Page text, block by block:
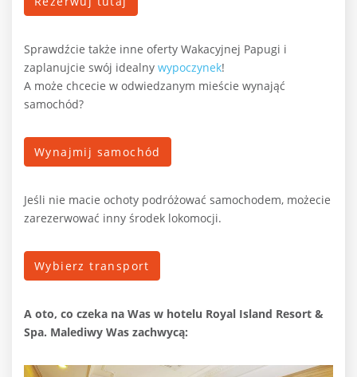
Sprawdźcie także inne oferty Wakacyjnej Papugi i
zaplanujcie swój idealny wypoczynek!
A może chcecie w odwiedzanym mieście wynająć
samochód?
Wynajmij samochód
Jeśli nie macie ochoty podróżować samochodem, możecie
zarezerwować inny środek lokomocji.
Wybierz transport
A oto, co czeka na Was w hotelu Royal Island Resort &
Spa. Malediwy Was zachwycą: